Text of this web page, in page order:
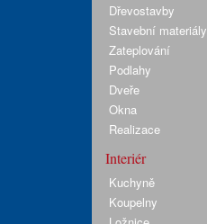
Dřevostavby
Stavební materiály
Zateplování
Podlahy
Dveře
Okna
Realizace
Interiér
Kuchyně
Koupelny